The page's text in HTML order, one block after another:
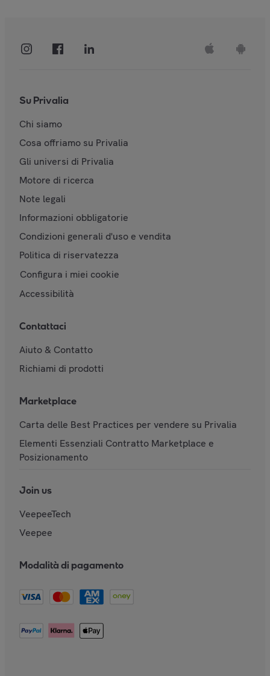
Su Privalia
Chi siamo
Cosa offriamo su Privalia
Gli universi di Privalia
Motore di ricerca
Note legali
Informazioni obbligatorie
Condizioni generali d'uso e vendita
Politica di riservatezza
Configura i miei cookie
Accessibilità
Contattaci
Aiuto & Contatto
Richiami di prodotti
Marketplace
Carta delle Best Practices per vendere su Privalia
Elementi Essenziali Contratto Marketplace e
Posizionamento
Join us
VeepeeTech
Veepee
Modalità di pagamento